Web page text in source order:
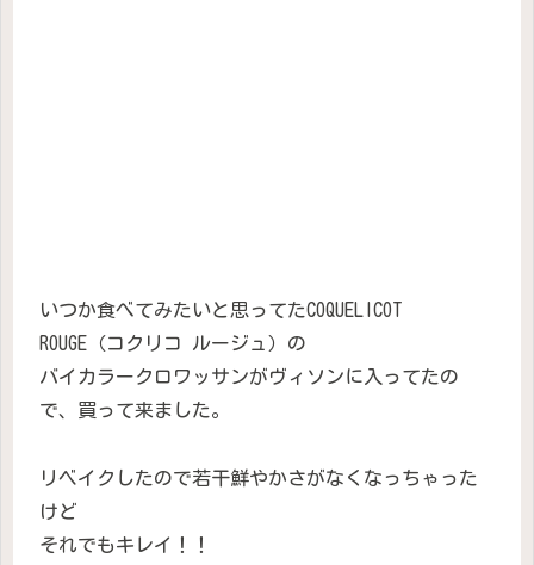
いつか食べてみたいと思ってたCOQUELICOT
ROUGE（コクリコ ルージュ）の
バイカラークロワッサンがヴィソンに入ってたの
で、買って来ました。
リベイクしたので若干鮮やかさがなくなっちゃった
けど
それでもキレイ！！